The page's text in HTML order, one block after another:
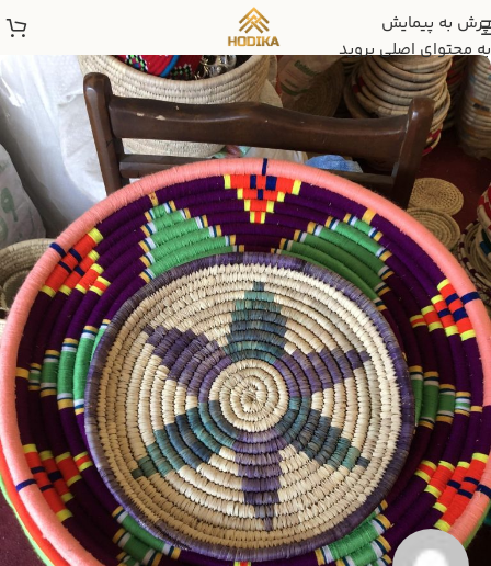
پرش به پیمایش
به محتوای اصلی بروید